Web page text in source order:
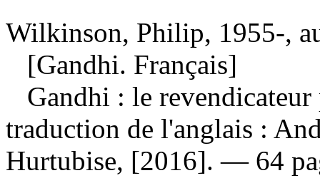
Wilkinson, Philip, 1955-,
[Gandhi. Français]
Gandhi : le
traduction de l'anglais :
Hurtubise, [2016]. — 64